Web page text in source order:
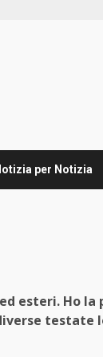
per Notizia
esteri. Ho la
testate